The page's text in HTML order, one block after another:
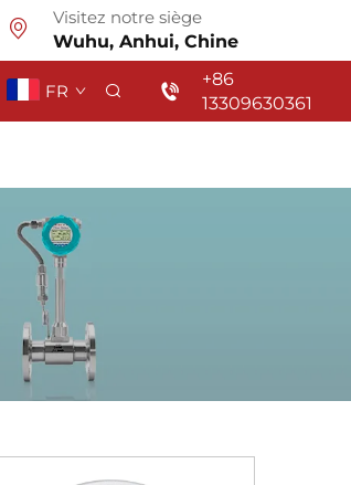
Visitez notre siège
Wuhu, Anhui, Chine
FR
+86
13309630361